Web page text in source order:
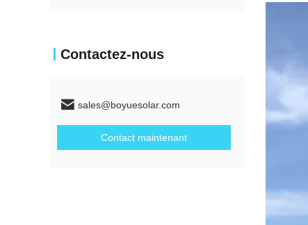
Contactez-nous
sales@boyuesolar.com
Contact maintenant